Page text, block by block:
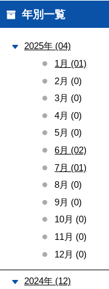
年別一覧
2025年 (04)
1月 (01)
2月 (0)
3月 (0)
4月 (0)
5月 (0)
6月 (02)
7月 (01)
8月 (0)
9月 (0)
10月 (0)
11月 (0)
12月 (0)
2024年 (12)